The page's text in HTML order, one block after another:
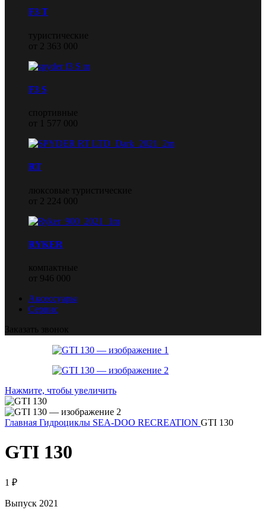
F3 T
туристические
от 2 363 000
F3 S
спортивные
от 1 577 000
RT
люксовые туристические
от 2 224 000
RYKER
компактные
от 946 000
Аксессуары
Сервис
Заказать звонок
Нажмите, чтобы увеличить
Главная Гидроциклы SEA-DOO RECREATION GTI 130
GTI 130
1 ₽
Выпуск 2021